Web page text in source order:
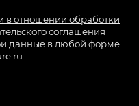
в отношении обработки
соглашения
данные в любой форме